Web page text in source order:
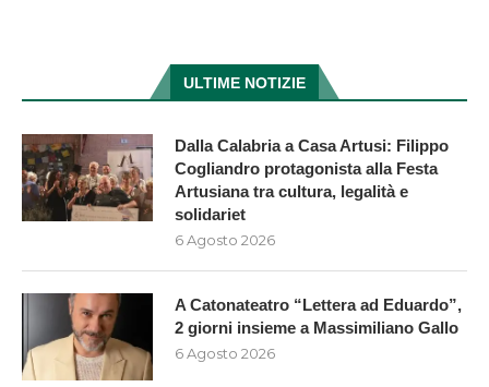
ULTIME NOTIZIE
Dalla Calabria a Casa Artusi: Filippo
Cogliandro protagonista alla Festa
Artusiana tra cultura, legalità e
solidariet
6 Agosto 2026
A Catonateatro “Lettera ad Eduardo”,
2 giorni insieme a Massimiliano Gallo
6 Agosto 2026